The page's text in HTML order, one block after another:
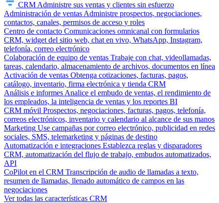
CRM Administre sus ventas y clientes sin esfuerzo
Administración de ventas Administre prospectos, negociaciones,
contactos, canales, permisos de acceso y roles
Centro de contacto Comunicaciones omnicanal con formularios
CRM, widget del sitio web, chat en vivo, WhatsApp, Instagram,
telefonía, correo electrónico
Colaboración de equipo de ventas Trabaje con chat, videollamadas,
tareas, calendario, almacenamiento de archivos, documentos en línea
Activación de ventas Obtenga cotizaciones, facturas, pagos,
catálogo, inventario, firma electrónica y tienda CRM
Análisis e informes Analice el embudo de ventas, el rendimiento de
los empleados, la inteligencia de ventas y los reportes BI
CRM móvil Prospectos, negociaciones, facturas, pagos, telefonía,
correos electrónicos, inventario y calendario al alcance de sus manos
Marketing Use campañas por correo electrónico, publicidad en redes
sociales, SMS, telemarketing y páginas de destino
Automatización e integraciones Establezca reglas y disparadores
CRM, automatización del flujo de trabajo, embudos automatizados,
API
CoPilot en el CRM Transcripción de audio de llamadas a texto,
resumen de llamadas, llenado automático de campos en las
negociaciones
Ver todas las características CRM